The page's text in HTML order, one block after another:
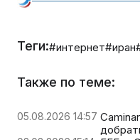
Теги:#интернет#иран
Также по теме:
05.08.2026 14:57